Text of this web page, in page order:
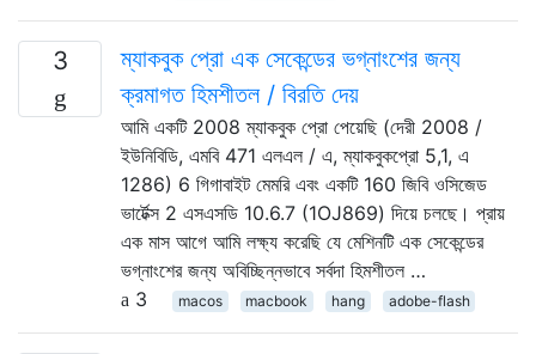
3
ম্যাকবুক প্রো এক সেকেন্ডের ভগ্নাংশের জন্য
ক্রমাগত হিমশীতল / বিরতি দেয়
আমি একটি 2008 ম্যাকবুক প্রো পেয়েছি (দেরী 2008 /
ইউনিবিডি, এমবি 471 এলএল / এ, ম্যাকবুকপ্রো 5,1, এ
1286) 6 গিগাবাইট মেমরি এবং একটি 160 জিবি ওসিজেড
ভার্টেক্স 2 এসএসডি 10.6.7 (1OJ869) দিয়ে চলছে। প্রায়
এক মাস আগে আমি লক্ষ্য করেছি যে মেশিনটি এক সেকেন্ডের
ভগ্নাংশের জন্য অবিচ্ছিন্নভাবে সর্বদা হিমশীতল …
3
macos macbook hang adobe-flash